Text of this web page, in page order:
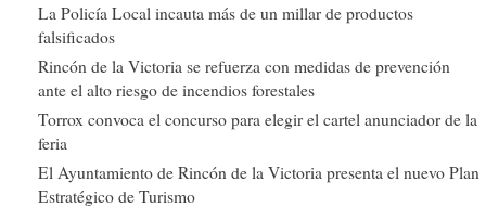
La Policía Local incauta más de un millar de productos
falsificados
Rincón de la Victoria se refuerza con medidas de prevención
ante el alto riesgo de incendios forestales
Torrox convoca el concurso para elegir el cartel anunciador de la
feria
El Ayuntamiento de Rincón de la Victoria presenta el nuevo Plan
Estratégico de Turismo